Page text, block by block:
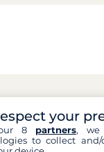
your
8 partners, we
to collect